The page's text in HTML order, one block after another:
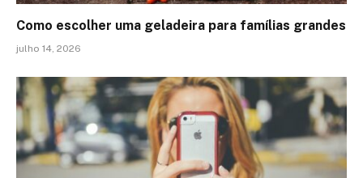
Como escolher uma geladeira para famílias grandes
julho 14, 2026